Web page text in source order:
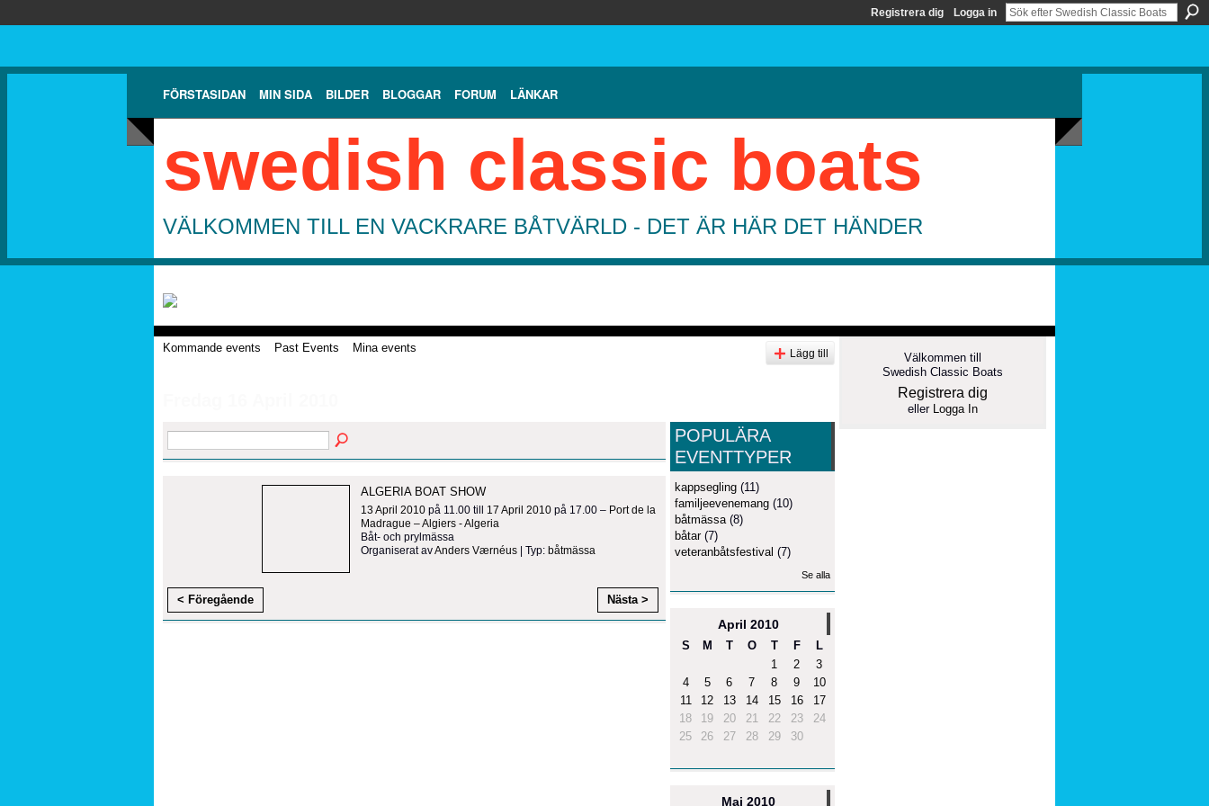
Registrera dig Logga in
FÖRSTASIDAN MIN SIDA BILDER BLOGGAR FORUM LÄNKAR
swedish classic boats
VÄLKOMMEN TILL EN VACKRARE BÅTVÄRLD - DET ÄR HÄR DET HÄNDER
Kommande events Past Events Mina events Lägg till
ALGERIA BOAT SHOW
13 April 2010 på 11.00 till 17 April 2010 på 17.00 – Port de la
Madrague – Algiers - Algeria
Båt- och prylmässa
Organiserat avAnders Værnéus | Typ: båtmässa
< Föregående Nästa >
POPULÄRA
EVENTTYPER
kappsegling (11)
familjeevenemang (10)
båtmässa (8)
båtar(7)
veteranbåtsfestival (7)
Se alla
April 2010
S M T O T F
L
1
2
3
4
5 6 7 8 9
10
11
12 13 14 15 16
17
18
19 20 21 22 23
24
25
26 27 28 29 30
Maj 2010
Välkommen till
Swedish Classic Boats
Registrera dig
eller Logga In